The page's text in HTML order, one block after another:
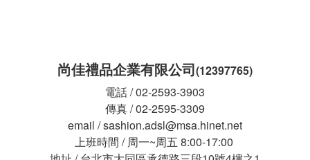
尚佳禮品企業有限公司(12397765)
電話 / 02-2593-3903
傳真 / 02-2595-3309
email / sashion.adsl@msa.hinet.net
上班時間 / 周一~周五 8:00-17:00